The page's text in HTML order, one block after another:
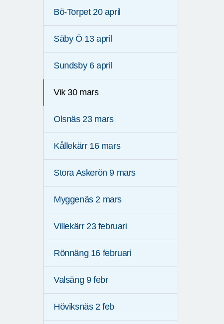
Bö-Torpet 20 april
Säby Ö 13 april
Sundsby 6 april
Vik 30 mars
Olsnäs 23 mars
Kållekärr 16 mars
Stora Askerön 9 mars
Myggenäs 2 mars
Villekärr 23 februari
Rönnäng 16 februari
Valsäng 9 febr
Höviksnäs 2 feb